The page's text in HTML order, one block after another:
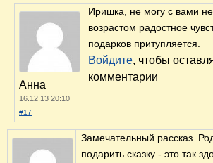
Анна
16.12.13 20:10
#17
Иришка, не могу с вами
возрастом радостное
подарков притупляется.
Войдите, чтобы
комментарии
Замечательный рассказ.
подарить сказку - это так